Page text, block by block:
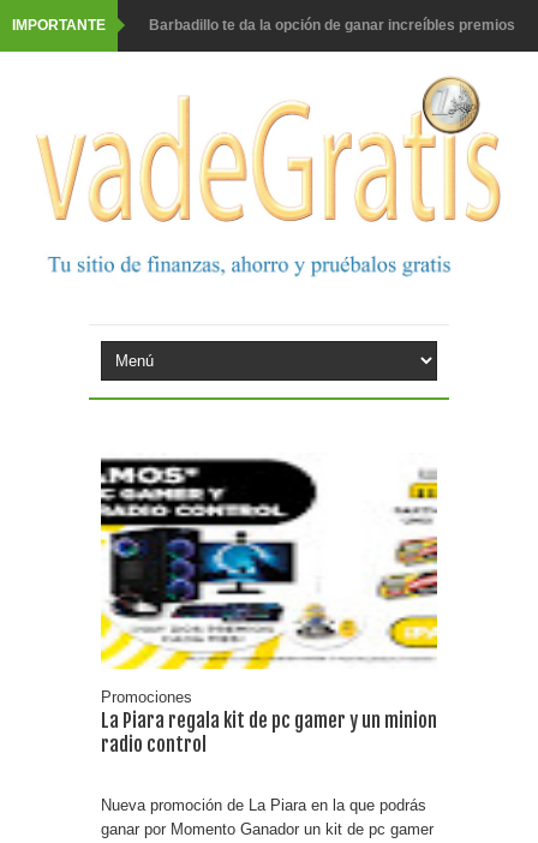
IMPORTANTE Barbadillo te da la opción de ganar increíbles premios
Prueba gratis Maison Perrier France
Gana premios Pokémon con Kellogg's
Corona te regala un velero inolvidable en velero y más
premios
productos
Fuze Tea regala 100 premios al día
Oreo te da la oportunidad de ganar increíbles premios
Consigue una Nintendo Switch y un viaje con Enjoy
Date el gustazo con Grefusa y gana un patinete con
Promociones
La Piara regala kit de pc gamer y un minion
radio control
Nueva promoción de La Piara en la que podrás
ganar por Momento Ganador un kit de pc gamer